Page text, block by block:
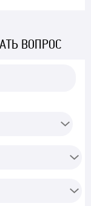
ВОПРОС